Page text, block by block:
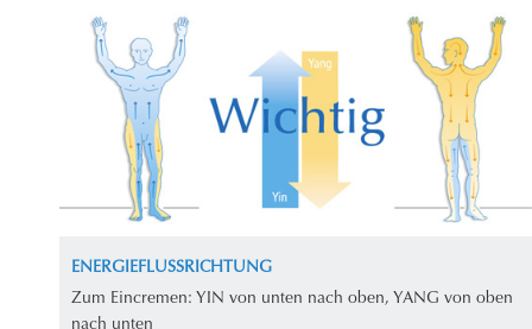
ENERGIEFLUSSRICHTUNG
Zum Eincremen: YIN von unten nach oben, YANG von oben
nach unten